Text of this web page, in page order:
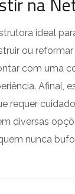
ideal
ou
com uma
Afinal,
requer
diversas
nunca